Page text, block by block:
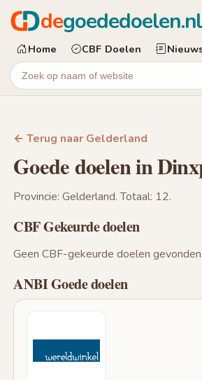
degoededoelen.nl
Home CBF Doelen
← Terug naar Gelderland
Goede doelen in
Provincie: Gelderland. Totaal: 12.
CBF Gekeurde doelen
Geen CBF-gekeurde doelen
ANBI Goede doelen